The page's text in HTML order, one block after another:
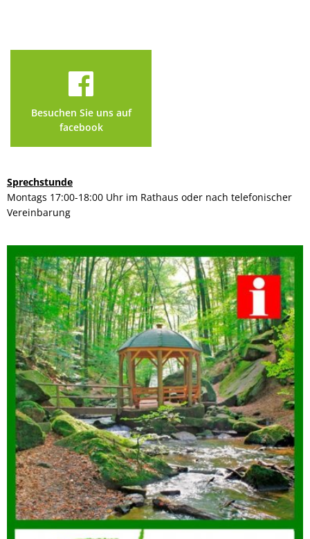
Besuchen Sie uns auf
facebook
Sprechstunde
Montags 17:00-18:00 Uhr im Rathaus oder nach telefonischer
Vereinbarung